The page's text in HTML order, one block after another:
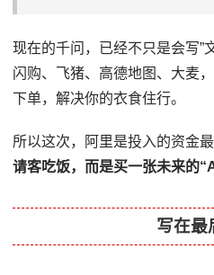
现在的千问，已经不只是会写”
闪购、飞猪、高德地图、大麦
下单，解决你的衣食住行。
所以这次，阿里是投入的资金
请客吃饭，而是买一张未来的
写在最